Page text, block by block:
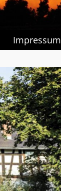
Impressum